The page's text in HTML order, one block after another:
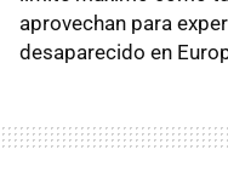
aprovechan para
desaparecido en